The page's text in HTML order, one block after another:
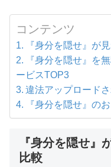
コンテンツ
『身分を隠せ』が
『身分を隠せ』を
ービスTOP3
違法アップロード
『身分を隠せ』の
『身分を隠せ』
比較